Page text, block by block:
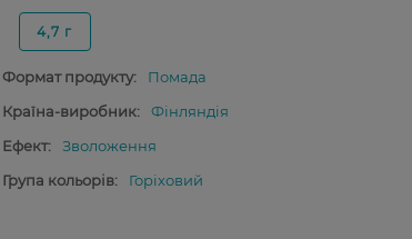
4,7 г
Формат продукту:
Помада
Країна-виробник:
Фінляндія
Ефект:
Зволоження
Група кольорів:
Горіховий